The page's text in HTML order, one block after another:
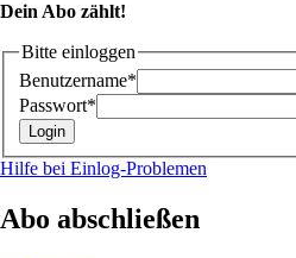
Dein Abo zählt!
Bitte einloggen
Benutzername*
Passwort*
Hilfe bei Einlog-Problemen
Abo abschließen